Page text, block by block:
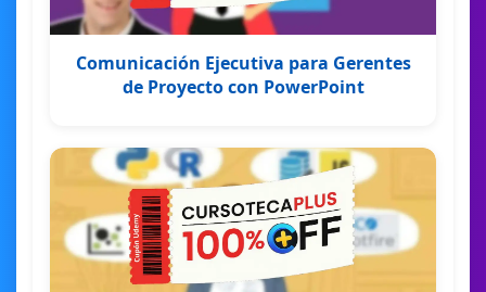
Comunicación Ejecutiva para Gerentes
de Proyecto con PowerPoint